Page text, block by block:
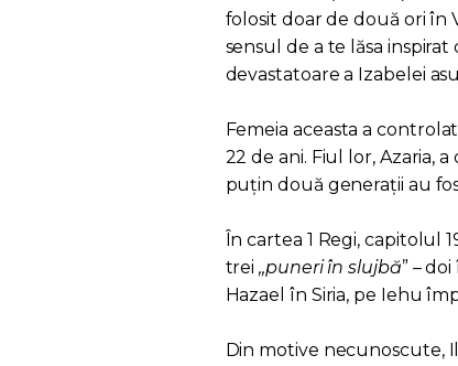
folosit doar de două ori în
sensul de a te lăsa
devastatoare a Izabelei
Femeia aceasta a
22 de ani. Fiul lor, Azaria,
puțin două generații au
În cartea 1 Regi, capitolul
trei,,puneri în slujbă” –
Hazael în Siria, pe Iehu
Din motive necunoscute,